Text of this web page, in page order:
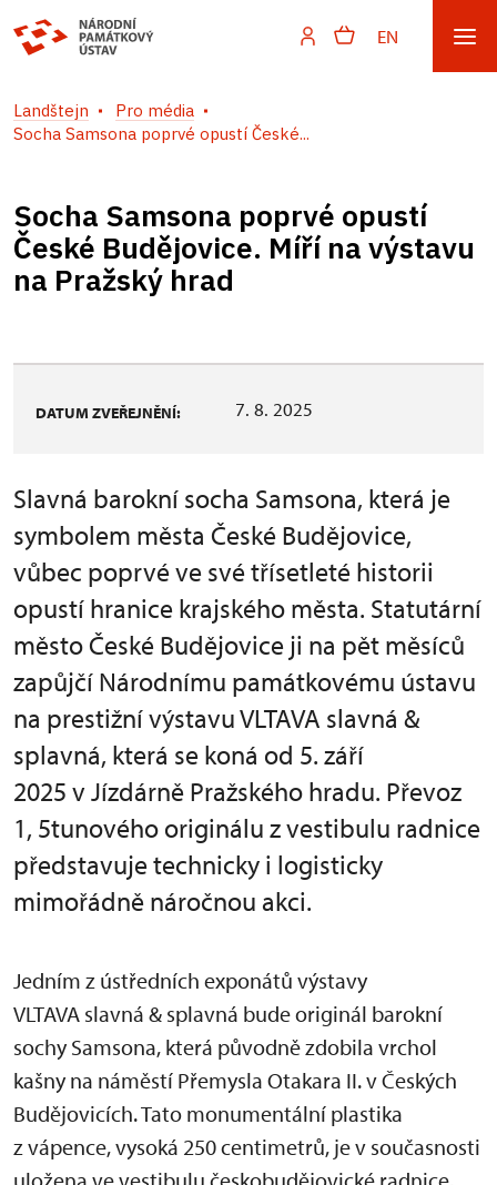
EN
Landštejn
Pro média
Socha Samsona poprvé opustí České...
Socha Samsona poprvé opustí
České Budějovice. Míří na výstavu
na Pražský hrad
DATUM ZVEŘEJNĚNÍ: 7. 8. 2025
Slavná barokní socha Samsona, která je
symbolem města České Budějovice,
vůbec poprvé ve své třísetleté historii
opustí hranice krajského města. Statutární
město České Budějovice ji na pět měsíců
zapůjčí Národnímu památkovému ústavu
na prestižní výstavu VLTAVA slavná &
splavná, která se koná od 5. září
2025 v Jízdárně Pražského hradu. Převoz
1, 5tunového originálu z vestibulu radnice
představuje technicky i logisticky
mimořádně náročnou akci.
Jedním z ústředních exponátů výstavy
VLTAVA slavná & splavná bude originál barokní
sochy Samsona, která původně zdobila vrchol
kašny na náměstí Přemysla Otakara II. v Českých
Budějovicích. Tato monumentální plastika
z vápence, vysoká 250 centimetrů, je v současnosti